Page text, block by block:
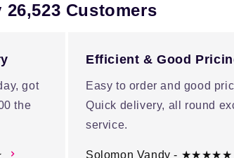
Customers
got
the
Efficient & Good
Easy to order and good
Quick delivery, all round
service.
Solomon Vandy - ★★★★★